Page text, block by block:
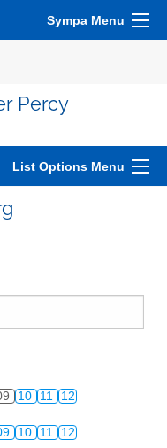
Sympa Menu
Percy
List Options Menu
10 11 12
10 11 12